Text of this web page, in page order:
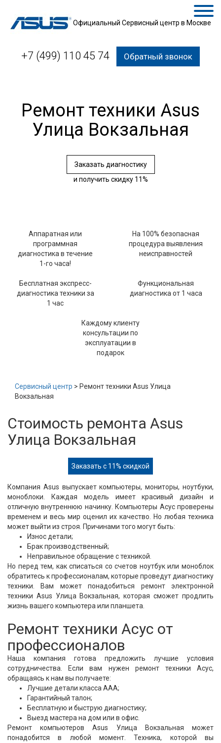
Официальный Сервисный центр в Москве
+7 (499) 110 45 74 Обратный звонок
Ремонт техники Asus
Улица Вокзальная
Заказать диагностику
и получить скидку 11%
Аппаратная или
программная
диагностика в течение
1-го часа!
На 100% безопасная
процедура выявления
неисправностей
Бесплатная экспресс-
диагностика техники за
1 час
Функциональная
диагностика от 1 часа
Каждому клиенту
консультации по
эксплуатации в
подарок
Сервисный центр > Ремонт техники Asus Улица
Вокзальная
Стоимость ремонта Asus
Улица Вокзальная
Заказать с 11% скидкой
Компания Asus выпускает компьютеры, мониторы, ноутбуки,
моноблоки. Каждая модель имеет красивый дизайн и
отличную внутреннюю начинку. Компьютеры Асус проверены
временем и весь мир оценил их качество. Но любая техника
может выйти из строя. Причинами того могут быть:
Износ детали;
Брак производственный;
Неправильное обращение с техникой.
Но перед тем, как списаться со счетов ноутбук или моноблок
обратитесь к профессионалам, которые проведут диагностику
техники. Вам может понадобиться ремонт электронной
техники Asus Улица Вокзальная, которая сможет продлить
жизнь вашего компьютера или планшета.
Ремонт техники Асус от
профессионалов
Наша компания готова предложить лучшие условия
сотрудничества. Если вам нужен ремонт техники Асус,
обращаясь к нам вы получаете:
Лучшие детали класса ААА;
Гарантийный талон;
Бесплатную и быструю диагностику;
Выезд мастера на дом или в офис.
Ремонт компьютеров Asus Улица Вокзальная может
понадобится в любой момент. Техника, которой вы